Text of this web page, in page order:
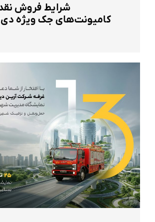
شرایط فروش
کامیونت‌های جک ویژه دی‌ماه